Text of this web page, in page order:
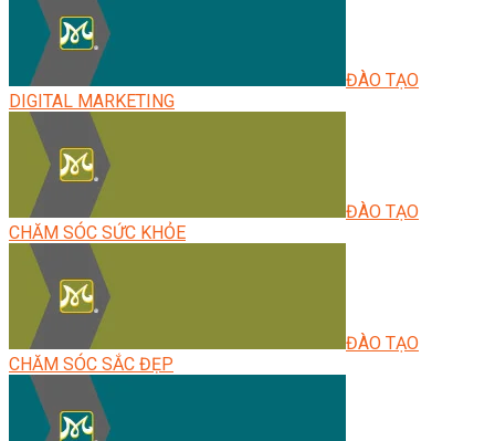
ĐÀO TẠO
DIGITAL MARKETING
ĐÀO TẠO
CHĂM SÓC SỨC KHỎE
ĐÀO TẠO
CHĂM SÓC SẮC ĐẸP